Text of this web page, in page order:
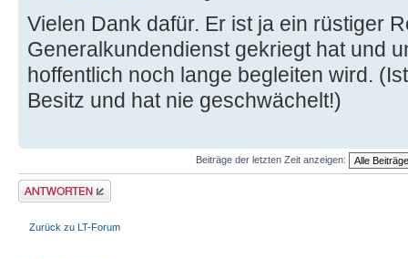
Vielen Dank dafür. Er ist ja ein rüstiger
Generalkundendienst gekriegt hat und
hoffentlich noch lange begleiten wird.
Besitz und hat nie geschwächelt!)
Beiträge der letzten Zeit anzeigen:
Antwort erstellen
Zurück zu LT-Forum